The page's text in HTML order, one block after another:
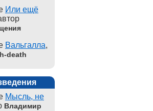
Или ещё
Вальгалла,
death
Мысль, не
Владимир